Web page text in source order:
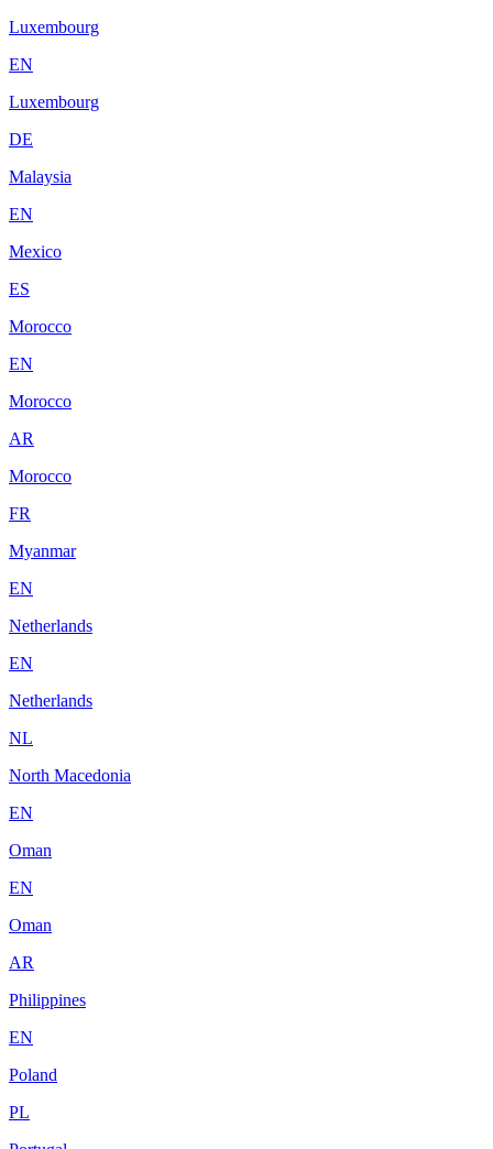
Luxembourg
EN
Luxembourg
DE
Malaysia
EN
Mexico
ES
Morocco
EN
Morocco
AR
Morocco
FR
Myanmar
EN
Netherlands
EN
Netherlands
NL
North Macedonia
EN
Oman
EN
Oman
AR
Philippines
EN
Poland
PL